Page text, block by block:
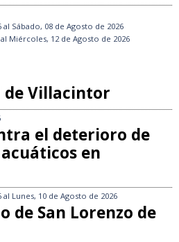
al Sábado, 08 de Agosto de 2026
al Miércoles, 12 de Agosto de 2026
Villacintor
el deterioro de
en
al Lunes, 10 de Agosto de 2026
de San Lorenzo de